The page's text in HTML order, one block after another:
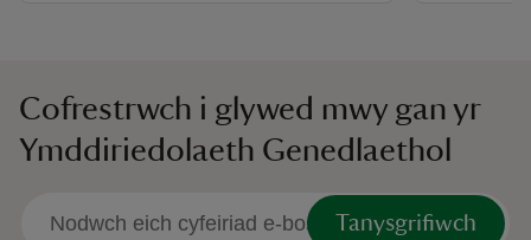
Cofrestrwch i glywed mwy gan yr
Ymddiriedolaeth Genedlaethol
Tanysgrifiwch